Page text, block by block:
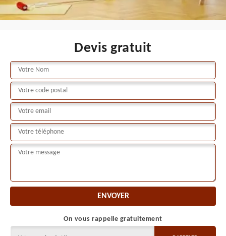
Devis gratuit
On vous rappelle gratuitement